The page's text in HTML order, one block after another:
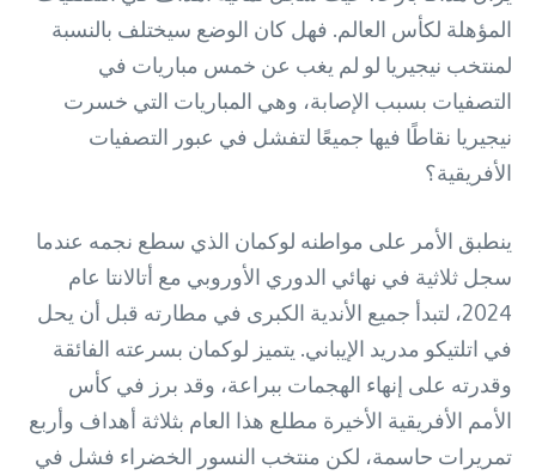
المؤهلة لكأس العالم. فهل كان الوضع سيختلف بالنسبة
لمنتخب نيجيريا لو لم يغب عن خمس مباريات في
التصفيات بسبب الإصابة، وهي المباريات التي خسرت
نيجيريا نقاطًا فيها جميعًا لتفشل في عبور التصفيات
الأفريقية؟
ينطبق الأمر على مواطنه لوكمان الذي سطع نجمه عندما
سجل ثلاثية في نهائي الدوري الأوروبي مع أتالانتا عام
2024، لتبدأ جميع الأندية الكبرى في مطارته قبل أن يحل
في اتلتيكو مدريد الإيباني. يتميز لوكمان بسرعته الفائقة
وقدرته على إنهاء الهجمات ببراعة، وقد برز في كأس
الأمم الأفريقية الأخيرة مطلع هذا العام بثلاثة أهداف وأربع
تمريرات حاسمة، لكن منتخب النسور الخضراء فشل في